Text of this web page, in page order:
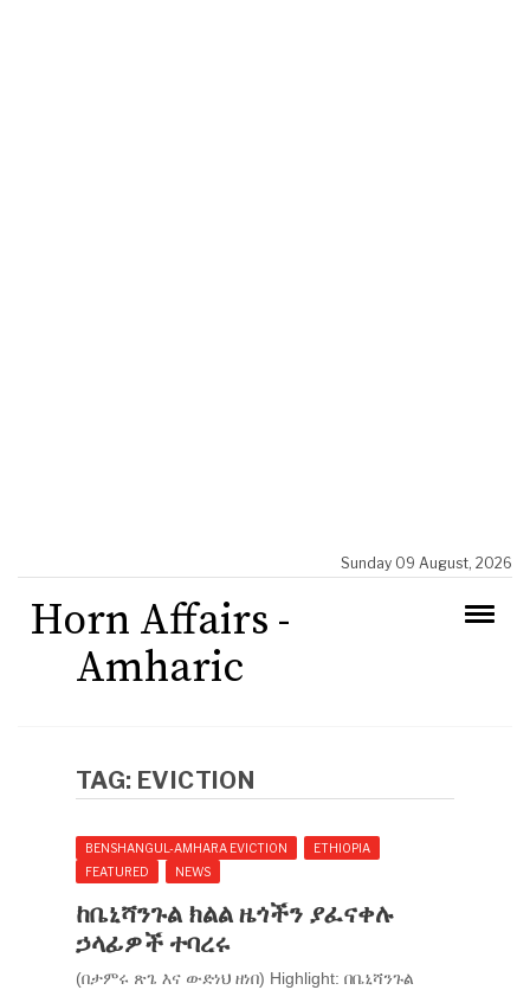
Sunday 09 August, 2026
Horn Affairs -
Amharic
TAG: EVICTION
BENSHANGUL-AMHARA EVICTION
ETHIOPIA
FEATURED
NEWS
ከቤኒሻንጉል ክልል ዜጎችን ያፈናቀሉ
ኃላፊዎች ተባረሩ
(በታምሩ ጽጌ እና ውድነህ ዘነበ) Highlight: በቤኒሻንጉል